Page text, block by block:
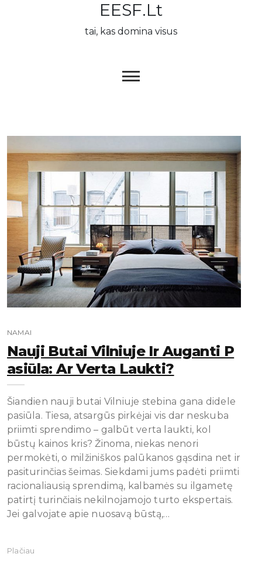
EESF.lt
tai, kas domina visus
NAMAI
Nauji Butai Vilniuje Ir Auganti P
Asiūla: Ar Verta Laukti?
Šiandien nauji butai Vilniuje stebina gana didele
pasiūla. Tiesa, atsargūs pirkėjai vis dar neskuba
priimti sprendimo – galbūt verta laukti, kol
būstų kainos kris? Žinoma, niekas nenori
permokėti, o milžiniškos palūkanos gąsdina net ir
pasiturinčias šeimas. Siekdami jums padėti priimti
racionaliausią sprendimą, kalbamės su ilgametę
patirtį turinčiais nekilnojamojo turto ekspertais.
Jei galvojate apie nuosavą būstą,…
Plačiau